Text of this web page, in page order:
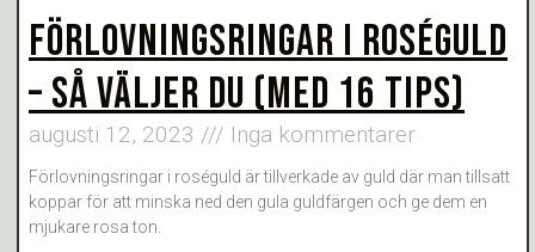
FÖRLOVNINGSRINGAR I ROSÉGULD
– SÅ VÄLJER DU (MED 16 TIPS)
augusti 12, 2023 Inga kommentarer
Förlovningsringar i roséguld är tillverkade av guld där man tillsatt
koppar för att minska ned den gula guldfärgen och ge dem en
mjukare rosa ton.